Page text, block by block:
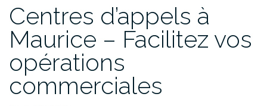
Centres d’appels à
Maurice – Facilitez vos
opérations
commerciales